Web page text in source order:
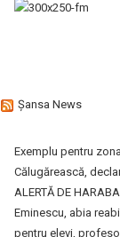
Şansa News
Exemplu pentru
Călugărească,
ALERTĂ DE
Eminescu, abia
pentru elevi,